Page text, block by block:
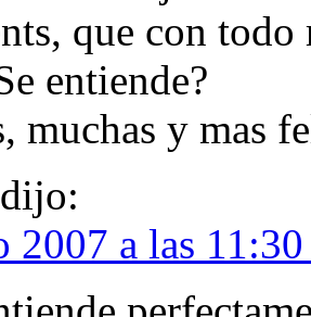
que con todo
entiende?
muchas y mas
dijo:
2007 a las 11:30